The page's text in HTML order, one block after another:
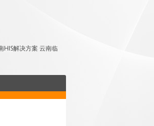
HIS解决方案 云南临